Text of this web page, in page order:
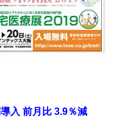
入 前月比 3.9％減